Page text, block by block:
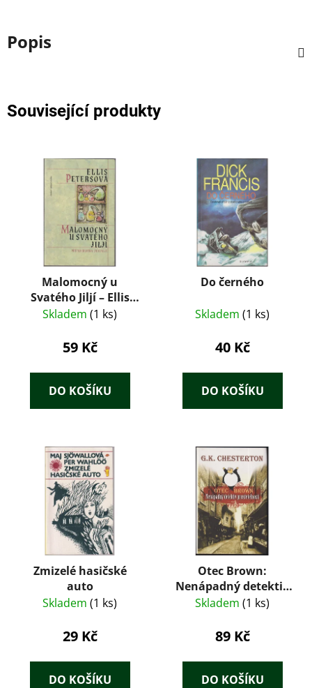
Popis
Související produkty
Malomocný u
Svatého Jiljí – Ellis
Petersová (1994)
Skladem (1 ks)
59 Kč
DO KOŠÍKU
Do černého
Skladem (1 ks)
40 Kč
DO KOŠÍKU
Zmizelé hasičské
auto
Skladem (1 ks)
29 Kč
DO KOŠÍKU
Otec Brown:
Nenápadný detektiv
prozřetelnosti
Skladem (1 ks)
89 Kč
DO KOŠÍKU